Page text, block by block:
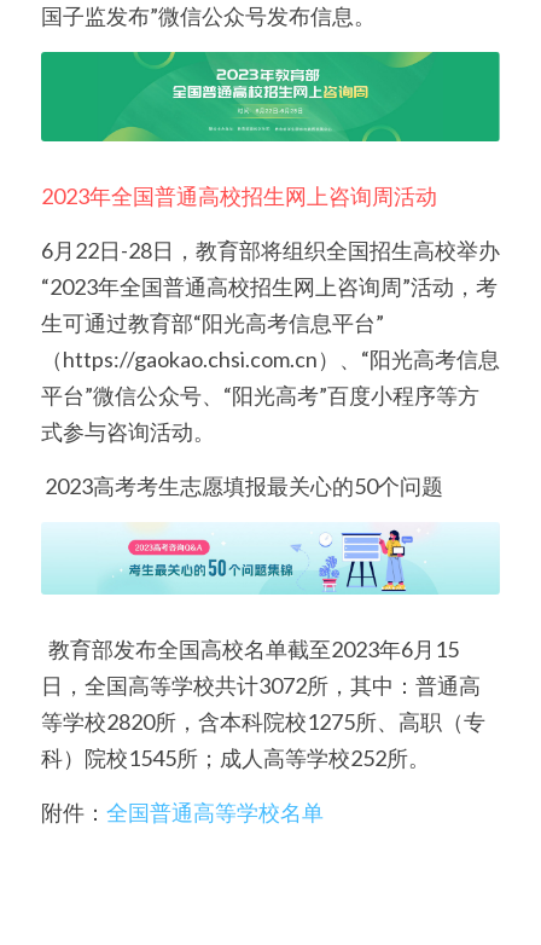
国子监发布”微信公众号发布信息。
2023年全国普通高校招生网上咨询周活动
6月22日-28日，教育部将组织全国招生高校举办
“2023年全国普通高校招生网上咨询周”活动，考
生可通过教育部“阳光高考信息平台”
（https://gaokao.chsi.com.cn）、“阳光高考信息
平台”微信公众号、“阳光高考”百度小程序等方
式参与咨询活动。
2023高考考生志愿填报最关心的50个问题
日，全国高等学校共计3072所，其中：普通高
等学校2820所，含本科院校1275所、高职（专
科）院校1545所；成人高等学校252所。
附件： 全国普通高等学校名单